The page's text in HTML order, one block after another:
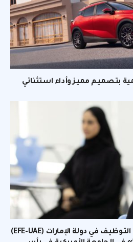
مؤسسة التعليم من أجل التوظيف في دولة الإمارات (EFE-UAE)